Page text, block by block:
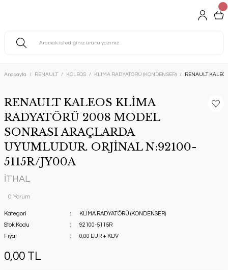
Anasayfa RENAULT KOLEOS KLIMA RADYATÖRÜ (KONDENSER) RENAULT
RENAULT KALEOS KLİMA
RADYATÖRÜ 2008 MODEL
SONRASI ARAÇLARDA
UYUMLUDUR. ORJİNAL N:92100-
5115R/JY00A
İTHAL
0 Yorum
Kategori
KLIMA RADYATÖRÜ (KONDENSER)
Stok Kodu
92100-5115R
Fiyat
0,00 EUR + KDV
0,00 TL